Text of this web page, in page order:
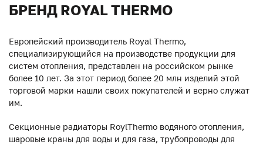
БРЕНД ROYAL THERMO
Европейский производитель Royal Thermo,
специализирующийся на производстве продукции для
систем отопления, представлен на российском рынке
более 10 лет. За этот период более 20 млн изделий этой
торговой марки нашли своих покупателей и верно служат
им.
Секционные радиаторы RoylThermo водяного отопления,
шаровые краны для воды и для газа, трубопроводы для